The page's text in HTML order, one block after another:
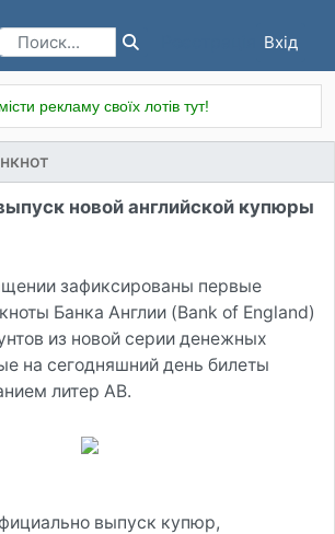
Вхід
рекламу своїх лотів тут!
новой английской купюры
зафиксированы первые
Банка Англии (Bank of England)
из новой серии денежных
на сегодняшний день билеты
литер АВ.
выпуск купюр,